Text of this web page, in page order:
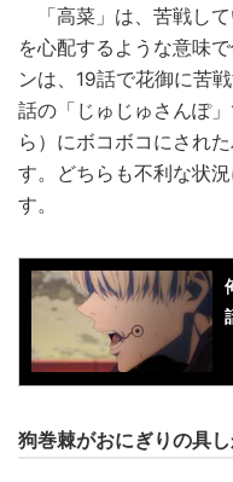
「高菜」は、苦戦し
を心配するような意味
ンは、19話で花御に苦
話の「じゅじゅさんぽ
ら）にボコボコにされ
す。どちらも不利な状
す。
狗巻棘がおにぎりの具